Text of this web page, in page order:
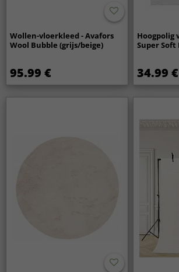
Wollen-vloerkleed - Avafors
Wool Bubble (grijs/beige)
95.99 €
Hoogpolig
Super Soft
34.99 €